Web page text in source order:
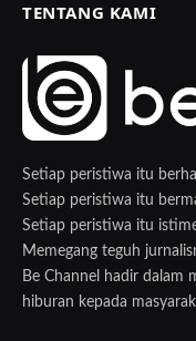
TENTANG KAMI
Setiap peristiwa itu
Setiap peristiwa itu
Setiap peristiwa itu
Memegang teguh
Be Channel hadir dalam
hiburan kepada